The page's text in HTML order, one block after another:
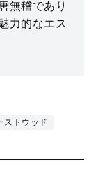
無稽であり
力的なエス
ストウッド